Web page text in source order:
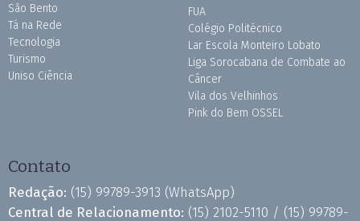
São Bento
Tá na Rede
Tecnologia
Turismo
Uniso Ciência
FUA
Colégio Politécnico
Lar Escola Monteiro Lobato
Liga Sorocabana de Combate ao
Câncer
Vila dos Velhinhos
Pink do Bem OSSEL
Contato
Redação: (15) 99789-3913 (WhatsApp)
Central de Relacionamento: (15) 2102-5110 / (15) 99789-